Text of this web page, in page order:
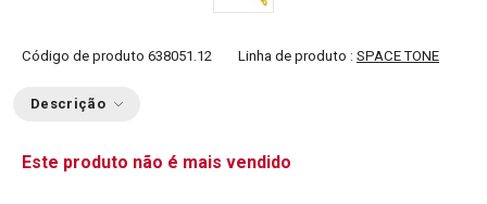
Código de produto 638051.12 Linha de produto : SPACE TONE
Descrição
Este produto não é mais vendido